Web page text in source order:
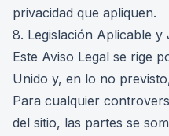
privacidad que apliquen.
8. Legislación Aplicable y
Este Aviso Legal se rige
Unido y, en lo no
Para cualquier
del sitio, las partes se